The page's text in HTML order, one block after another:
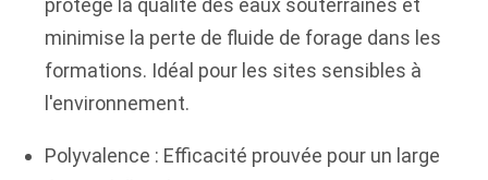
protège la qualité des eaux souterraines et
minimise la perte de fluide de forage dans les
formations. Idéal pour les sites sensibles à
l'environnement.
Polyvalence : Efficacité prouvée pour un large